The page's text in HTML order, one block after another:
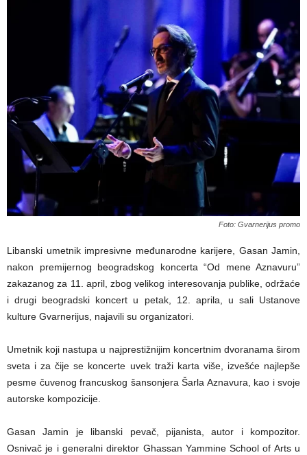
Foto: Gvarnerijus promo
Libanski umetnik impresivne međunarodne karijere, Gasan Jamin,
nakon premijernog beogradskog koncerta “Od mene Aznavuru”
zakazanog za 11. april, zbog velikog interesovanja publike, održaće
i drugi beogradski koncert u petak, 12. aprila, u sali Ustanove
kulture Gvarnerijus, najavili su organizatori.
Umetnik koji nastupa u najprestižnijim koncertnim dvoranama širom
sveta i za čije se koncerte uvek traži karta više, izvešće najlepše
pesme čuvenog francuskog šansonjera Šarla Aznavura, kao i svoje
autorske kompozicije.
Gasan Jamin je libanski pevač, pijanista, autor i kompozitor.
Osnivač je i generalni direktor Ghassan Yammine School of Arts u